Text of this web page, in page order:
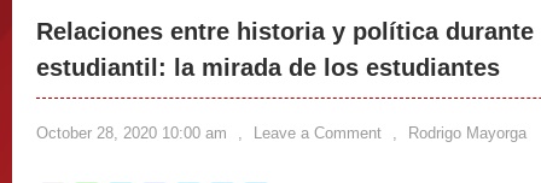
Relaciones entre historia y política durante
estudiantil: la mirada de los estudiantes
October 28, 2020 10:00 am , Leave a Comment , Rodrigo Mayorga